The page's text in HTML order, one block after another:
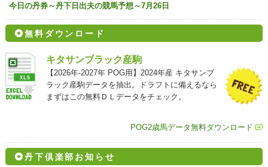
今日の丹券～丹下日出夫の競馬予想～7月26日
無料ダウンロード
キタサンブラック産駒
【2026年-2027年 POG用】2024年産 キタサンブ
ラック産駒データを抽出。ドラフトに備えるなら
まずはこの無料ＤＬデータをチェック。
POG2歳馬データ無料ダウンロード
丹下倶楽部お知らせ